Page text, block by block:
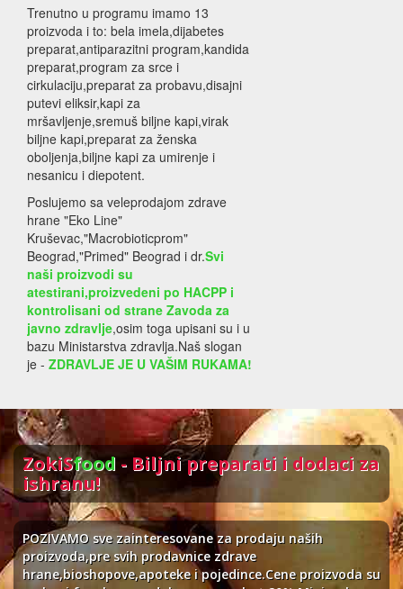
Trenutno u programu imamo 13
proizvoda i to: bela imela,dijabetes
preparat,antiparazitni program,kandida
preparat,program za srce i
cirkulaciju,preparat za probavu,disajni
putevi eliksir,kapi za
mršavljenje,sremuš biljne kapi,virak
biljne kapi,preparat za ženska
oboljenja,biljne kapi za umirenje i
nesanicu i diepotent.
Poslujemo sa veleprodajom zdrave
hrane "Eko Line"
Kruševac,"Macrobioticprom"
Beograd,"Primed" Beograd i dr.Svi
naši proizvodi su
atestirani,proizvedeni po HACPP i
kontrolisani od strane Zavoda za
javno zdravlje,osim toga upisani su i u
bazu Ministarstva zdravlja.Naš slogan
je - ZDRAVLJE JE U VAŠIM RUKAMA!
ZokiSfood - Biljni preparati i dodaci za
ishranu!
POZIVAMO sve zainteresovane za prodaju naših
proizvoda,pre svih prodavnice zdrave
hrane,bioshopove,apoteke i pojedince.Cene proizvoda su